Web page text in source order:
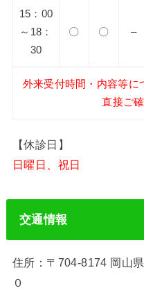
15：00
～18：
30
〇 〇 –
外来受付時間・内容等に
直接ご
【休診日】
日曜日、祝日
交通情報
住所：〒704-8174 岡山
０